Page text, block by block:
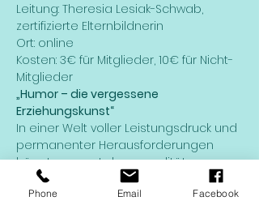
Leitung: Theresia Lesiak-Schwab,
zertifizierte Elternbildnerin
Ort: online
Kosten: 3€ für Mitglieder, 10€ für Nicht-
Mitglieder
„Humor – die vergessene
Erziehungskunst“
In einer Welt voller Leistungsdruck und
permanenter Herausforderungen
hängt unsere Lebensqualität
grundlegend davon ab, in welchem
Ausmaß wir in der Lage sind, Freude
Phone Email Facebook